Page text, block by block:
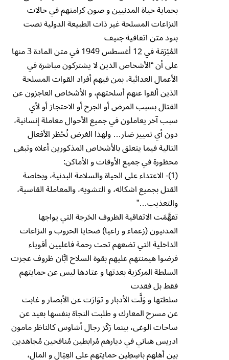
بحماية حياة المدنيين و صون كرامتهم في حالات
النزاعات المسلحة غير ذات الطبيعة الدولية نصت
بنود متن اتفاقية جنيف
المُب۫رَمَة في 12 أغسطس 1949 في متن المادة 3 منها
على أن “الأشخاص الذين لا يشترکون مباشرة في
الأعمال العدائية، بمن فيهم أفراد القوات المسلحة
الذين ألقوا عنهم أسلحتهم، و الأشخاص العاجزون عن
القتال بسبب المرض أو الجرح أو الاحتجاز أو لأي
سبب آخر يعاملون في جميع الأحوال معاملة إنسانية،
دون أي تمييز ضار… ولهذا الغرض تُح۫ظر الأفعال
التالية فيما يتعلق بالأشخاص المذکورين أعلاه وتبقى
محظورة في جميع الأوقات و الأماکن:
(1)- الاعتداء على الحياة والسلامة البدنية، وبخاصة
القتل بجميع اشكاله، و التشويه، والمعاملة القاسية،
والتعذيب…”
تفهَّمَت الاتفاقية الظروف الحَرجة التي يواجها
المدنيون (زعماء و راعيا) ضحايا الحروب و النزاعات
الداخلية التي تضعهم تحت رحمة فاعليين أقوياء
فرضوا هيمنتهم عليهم بقوة السلاح ابَّان ظروف عجزت
السلطة المركزية بعدتها و عتادها ليس عن حمايتهم
فقط بل فقدت
سلطتها و وَلَّت الأدبار و توَارَت عن الأبصار و غابت
عن مسرح المعارك و طلبت النجاة بنفسها بعيد عن
ساحات الوغى، بينما رَكَز رجال أشاوس كالناظر مامون
ادريس هباني في ديارهم مُرابطين مُنافحين مُجاهدين
بين أهلهم باسِطِين حمايتهم على العِيَال و المال،